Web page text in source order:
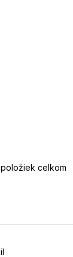
O
položiek celkom